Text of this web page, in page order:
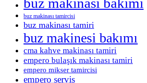
buz makinası tamircisi
buz makinası tamiri
buz makinesi bakımı
cma kahve makinası tamiri
empero bulaşık makinası tamiri
empero mikser tamircisi
empero servis